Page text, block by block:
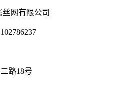
网有限公司
路18号